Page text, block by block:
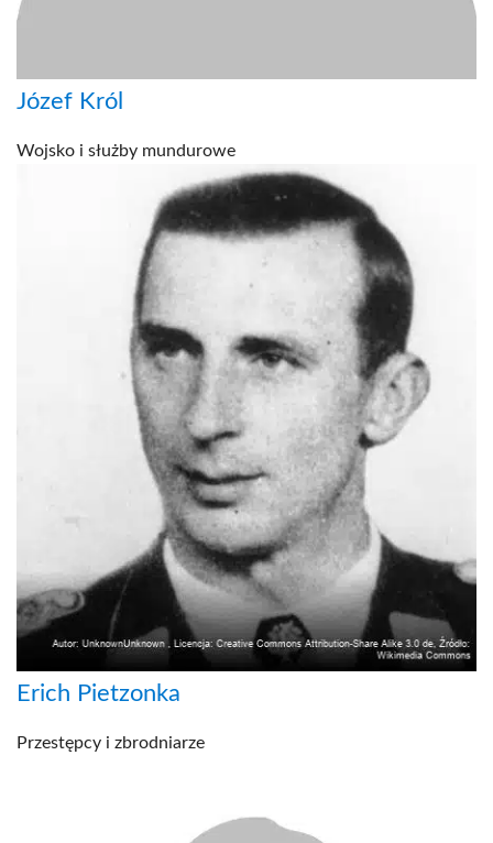
Józef Król
Wojsko i służby mundurowe
Erich Pietzonka
Przestępcy i zbrodniarze